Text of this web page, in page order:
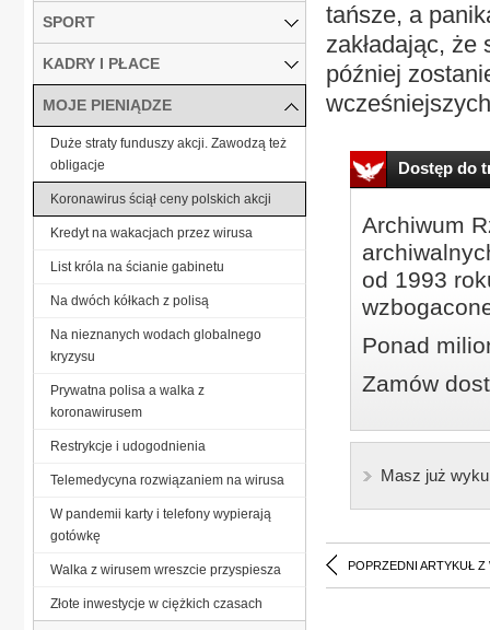
tańsze, a
zakładając,
później
Dostęp do
Archiwum
od 1993
Ponad
Zamów
Masz już
POPRZEDNI ARTYKUŁ Z
SPORT
KADRY I PŁACE
MOJE PIENIĄDZE
Duże straty funduszy akcji. Zawodzą też
obligacje
Koronawirus ściął ceny polskich akcji
Kredyt na wakacjach przez wirusa
List króla na ścianie gabinetu
Na dwóch kółkach z polisą
Na nieznanych wodach globalnego
kryzysu
Prywatna polisa a walka z
koronawirusem
Restrykcje i udogodnienia
Telemedycyna rozwiązaniem na wirusa
W pandemii karty i telefony wypierają
gotówkę
Walka z wirusem wreszcie przyspiesza
Złote inwestycje w ciężkich czasach